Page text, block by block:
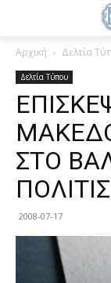
Αρχική Δελτία
Δελτία Τύπου
ΣΤΟ
2008-07-17